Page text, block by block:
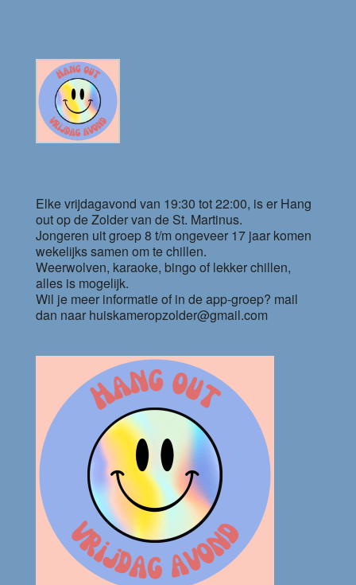
Elke vrijdagavond van 19:30 tot 22:00, is er Hang
out op de Zolder van de St. Martinus.
Jongeren uit groep 8 t/m ongeveer 17 jaar komen
wekelijks samen om te chillen.
Weerwolven, karaoke, bingo of lekker chillen,
alles is mogelijk.
Wil je meer informatie of in de app-groep? mail
dan naar huiskameropzolder@gmail.com